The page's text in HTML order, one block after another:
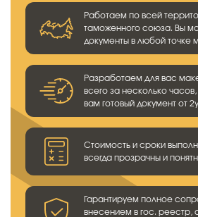
Работаем по всей
таможенного союза. Вы
документы в любой точке
Разработаем для вас
всего за несколько
вам готовый документ от
Стоимость и сроки
всегда прозрачны и
Гарантируем полное
внесением в гос. реестр,